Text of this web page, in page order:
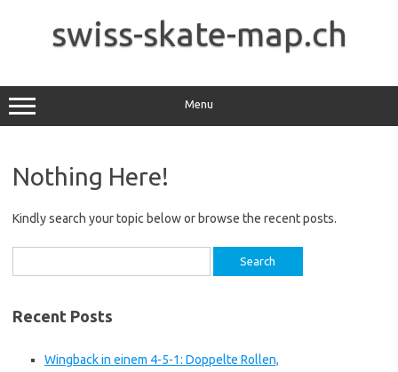
swiss-skate-map.ch
Menu
Nothing Here!
Kindly search your topic below or browse the recent posts.
for:
Recent Posts
Wingback in einem 4-5-1: Doppelte Rollen,